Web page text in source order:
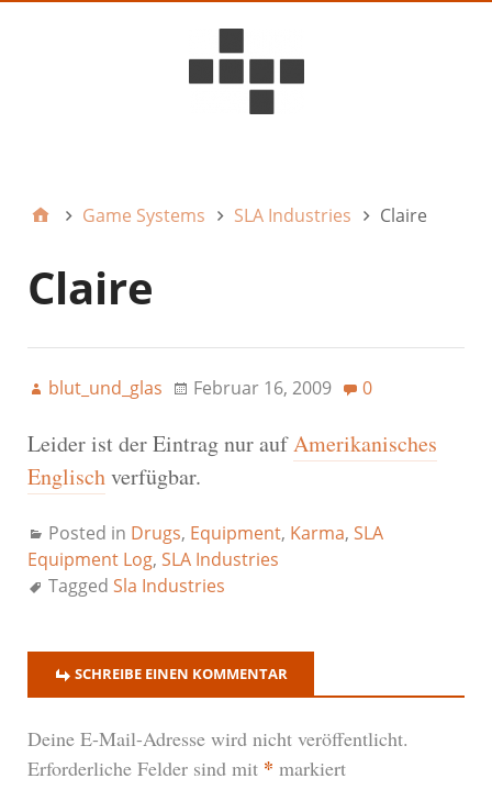
Game Systems SLA Industries Claire
Claire
blut_und_glas Februar 16, 2009 0
Leider ist der Eintrag nur aufAmerikanisches
Englischverfügbar.
Posted in Drugs, Equipment, Karma, SLA
Equipment Log, SLA Industries
Tagged Sla Industries
SCHREIBE EINEN KOMMENTAR
Deine E-Mail-Adresse wird nicht veröffentlicht.
Erforderliche Felder sind mit * markiert